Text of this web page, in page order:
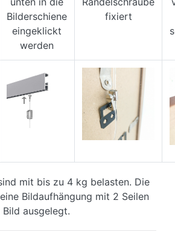
Bilderschiene
eingeklickt
werden
fixiert
mit bis zu 4 kg belasten. Die
Bildaufhängung mit 2 Seilen
ausgelegt.